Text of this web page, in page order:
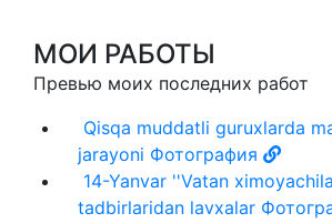
МОИ РАБОТЫ
Превью моих последних работ
Qisqa muddatli guruxlarda
jarayoni Фотография
14-Yanvar ''Vatan
tadbirlaridan lavxalar